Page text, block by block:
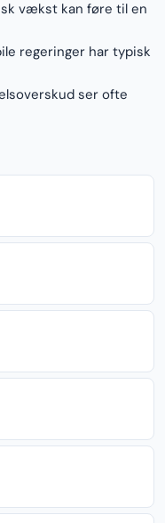
vækst kan føre til en
regeringer har typisk
ser ofte